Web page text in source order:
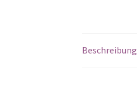
Beschreibung